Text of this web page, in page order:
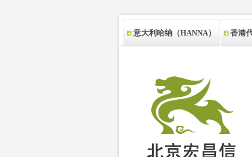
意大利哈纳（HANNA） 香港